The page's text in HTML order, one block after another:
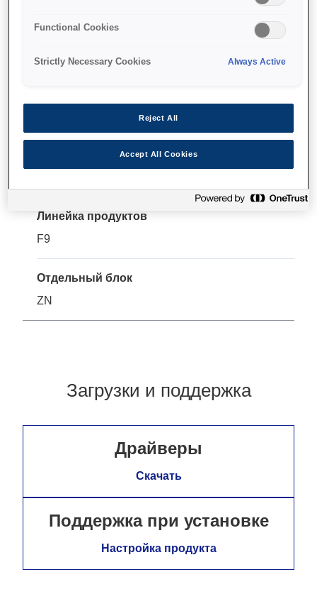
Характеристики
Линейка продуктов
F9
Отдельный блок
ZN
Загрузки и поддержка
Драйверы
Скачать
Поддержка при установке
Настройка продукта
Functional Cookies
Strictly Necessary Cookies Always Active
Reject All
Accept All Cookies